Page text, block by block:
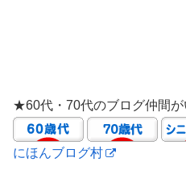
★60代・70代のブログ仲間が
にほんブログ村